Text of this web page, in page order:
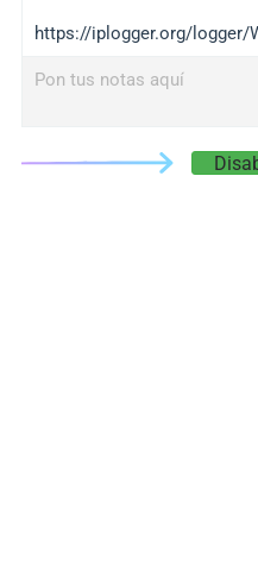
https://iplogger.org/logger/
Pon tus notas aquí